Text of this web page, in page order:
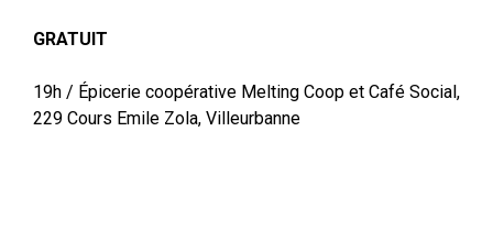
GRATUIT
19h / Épicerie coopérative Melting Coop et Café Social,
229 Cours Emile Zola, Villeurbanne